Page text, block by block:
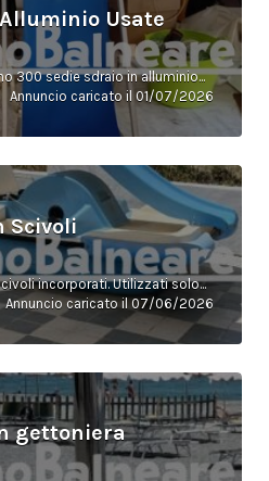
Usate
300 sedie sdraio in alluminio...
Annuncio caricato il 01/07/2026
Scivoli
incorporati. Utilizzati solo...
Annuncio caricato il 07/06/2026
gettoniera